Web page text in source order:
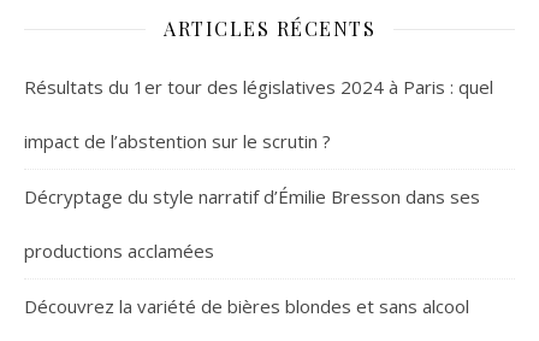
ARTICLES RÉCENTS
Résultats du 1er tour des législatives 2024 à Paris : quel
impact de l’abstention sur le scrutin ?
Décryptage du style narratif d’Émilie Bresson dans ses
productions acclamées
Découvrez la variété de bières blondes et sans alcool